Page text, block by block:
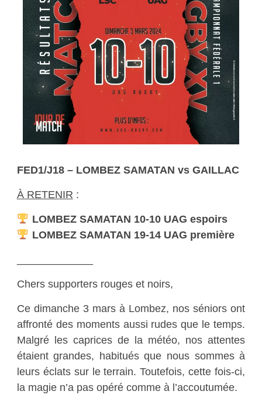
FED1/J18 – LOMBEZ SAMATAN vs GAILLAC
À RETENIR :
LOMBEZ SAMATAN 10-10 UAG espoirs
LOMBEZ SAMATAN 19-14 UAG première
Chers supporters rouges et noirs,
Ce dimanche 3 mars à Lombez, nos séniors ont
affronté des moments aussi rudes que le temps.
Malgré les caprices de la météo, nos attentes
étaient grandes, habitués que nous sommes à
leurs éclats sur le terrain. Toutefois, cette fois-ci,
la magie n’a pas opéré comme à l’accoutumée.